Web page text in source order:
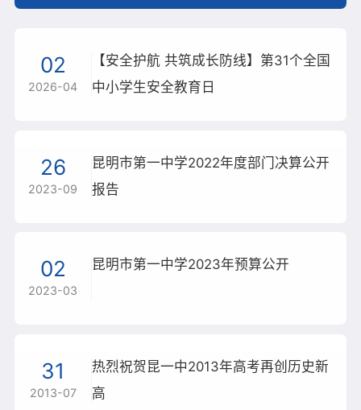
学校概况
通知公告
教师发展
02
2026-04
【安全护航 共筑成长防线】第31个全国
中小学生安全教育日
26
2023-09
昆明市第一中学2022年度部门决算公开
报告
02
2023-03
昆明市第一中学2023年预算公开
31
2013-07
热烈祝贺昆一中2013年高考再创历史新
高